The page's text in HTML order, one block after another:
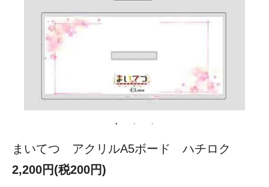
まいてつ アクリルA5ボード ハチロク
2,200円(税200円)